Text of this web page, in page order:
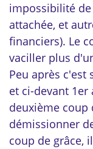
impossibilité
attachée, et
financiers). Le
vaciller plus
Peu après c'est
et ci-devant
deuxième coup
démissionner
coup de grâce,